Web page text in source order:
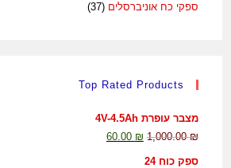
ספקי כח אוניברסלים (37)
Top Rated Products
מצבר עופרת 4V-4.5Ah
1,000.00₪
60.00 ₪
ספק כוח 24